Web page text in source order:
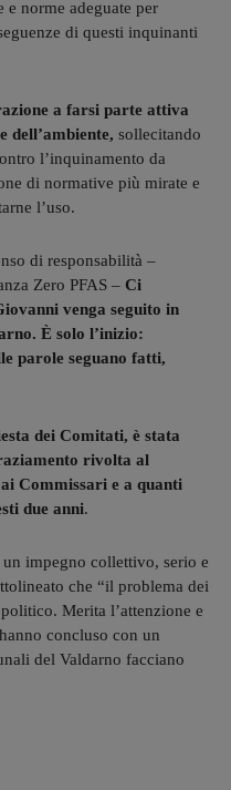
norme adeguate per
di questi inquinanti
a farsi parte attiva
dell’ambiente, sollecitando
l’inquinamento da
di normative più mirate e
l’uso.
di responsabilità –
Zero PFAS – Ci
venga seguito in
È solo l’inizio:
parole seguano fatti,
dei Comitati, è stata
rivolta al
Commissari e a quanti
due anni.
impegno collettivo, serio e
che “il problema dei
Merita l’attenzione e
concluso con un
del Valdarno facciano